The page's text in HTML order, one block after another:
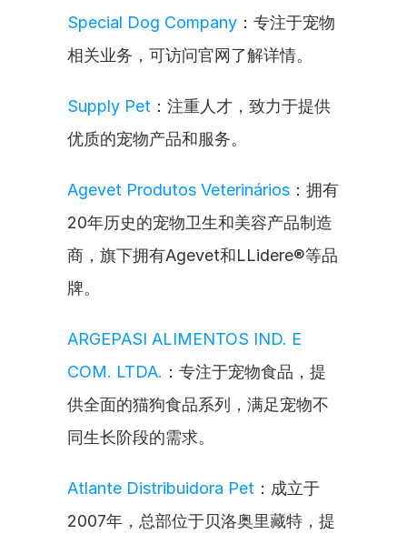
Special Dog Company ：专注于宠物
相关业务，可访问官网了解详情。
Supply Pet ：注重人才，致力于提供
优质的宠物产品和服务。
Agevet Produtos Veterinários ：拥有
20年历史的宠物卫生和美容产品制造
商，旗下拥有Agevet和LLidere®等品
牌。
ARGEPASI ALIMENTOS IND. E
COM. LTDA. ：专注于宠物食品，提
供全面的猫狗食品系列，满足宠物不
同生长阶段的需求。
Atlante Distribuidora Pet ：成立于
2007年，总部位于贝洛奥里藏特，提